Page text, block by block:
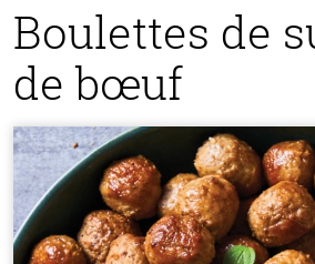
Boulettes de
de bœuf